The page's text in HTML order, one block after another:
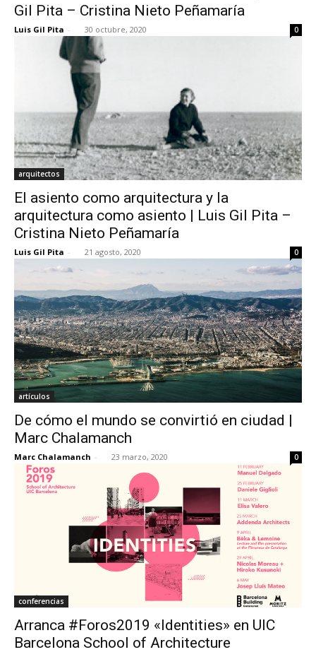
Gil Pita – Cristina Nieto Peñamaría
Luis Gil Pita - 30 octubre, 2020 0
arquitectos
El asiento como arquitectura y la
arquitectura como asiento | Luis Gil Pita –
Cristina Nieto Peñamaría
Luis Gil Pita - 21 agosto, 2020 0
artículos
De cómo el mundo se convirtió en ciudad |
Marc Chalamanch
Marc Chalamanch - 23 marzo, 2020 0
conferencias
Arranca #Foros2019 «Identities» en UIC
Barcelona School of Architecture